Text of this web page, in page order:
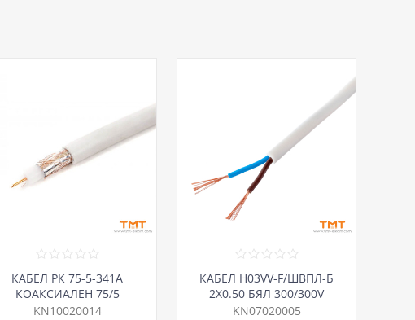
КАБЕЛ РК 75-5-341А
КОАКСИАЛЕН 75/5
KN10020014
КАБЕЛ H03VV-F/ШВПЛ-Б
2Х0.50 БЯЛ 300/300V
KN07020005